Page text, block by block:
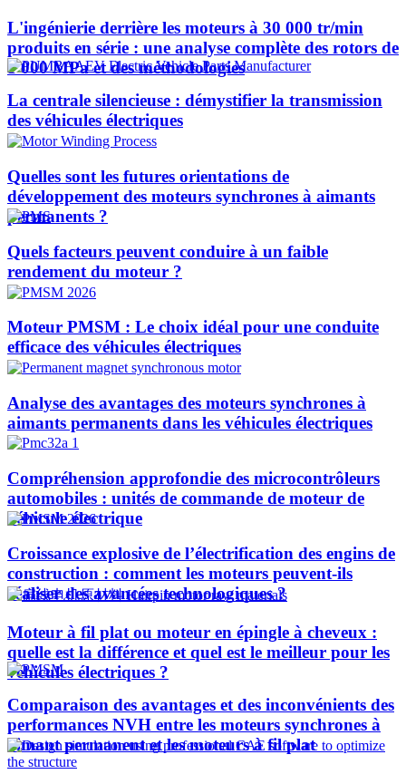
L'ingénierie derrière les moteurs à 30 000 tr/min
produits en série : une analyse complète des rotors de
1 000 MPa et des méthodologies
La centrale silencieuse : démystifier la transmission
des véhicules électriques
Quelles sont les futures orientations de
développement des moteurs synchrones à aimants
permanents ?
Quels facteurs peuvent conduire à un faible
rendement du moteur ?
Moteur PMSM : Le choix idéal pour une conduite
efficace des véhicules électriques
Analyse des avantages des moteurs synchrones à
aimants permanents dans les véhicules électriques
Compréhension approfondie des microcontrôleurs
automobiles : unités de commande de moteur de
véhicule électrique
Croissance explosive de l’électrification des engins de
construction : comment les moteurs peuvent-ils
réaliser des avancées technologiques ?​
Moteur à fil plat ou moteur en épingle à cheveux :
quelle est la différence et quel est le meilleur pour les
véhicules électriques ?
Comparaison des avantages et des inconvénients des
performances NVH entre les moteurs synchrones à
aimant permanent et les moteurs à fil plat